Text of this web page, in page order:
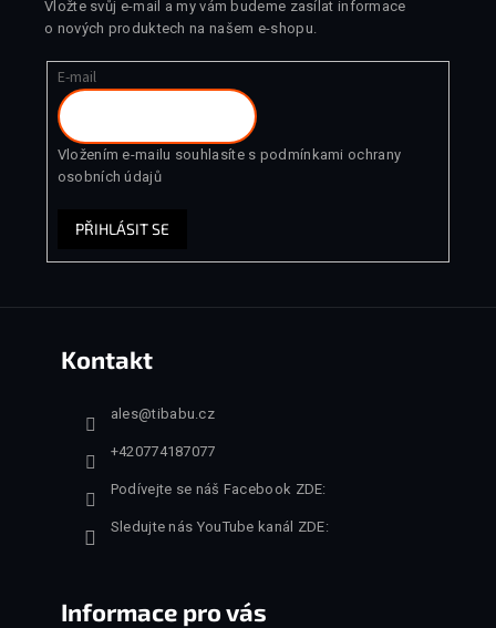
Vložte svůj e-mail a my vám budeme zasílat informace
o nových produktech na našem e-shopu.
E-mail
Vložením e-mailu souhlasíte s podmínkami ochrany
osobních údajů
PŘIHLÁSIT SE
Kontakt
ales@tibabu.cz
+420774187077
Podívejte se náš Facebook ZDE:
Sledujte nás YouTube kanál ZDE:
Informace pro vás